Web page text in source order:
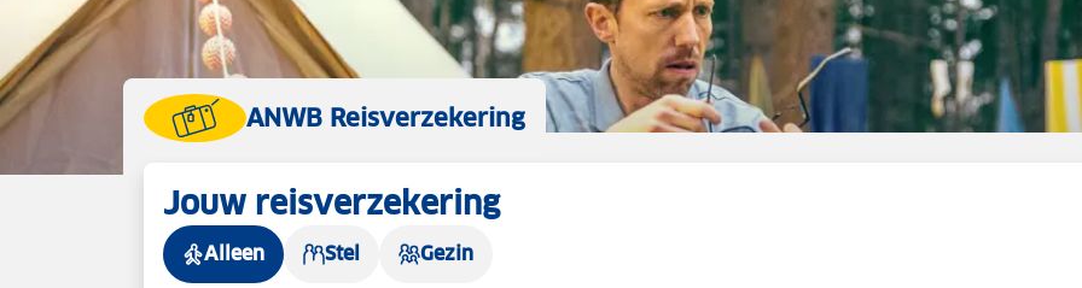
ANWB Reisverzekering
Jouw reisverzekering
Alleen Stel Gezin